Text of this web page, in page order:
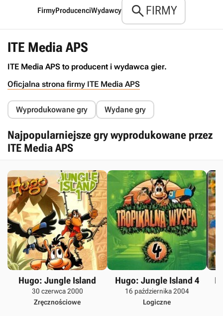
FirmyProducenciWydawcy FIRMY
ITE Media APS
ITE Media APS to producent i wydawca gier.
Oficjalna strona firmy ITE Media APS
Wyprodukowane gry Wydane gry
Najpopularniejsze gry wyprodukowane przez
ITE Media APS
Hugo: Jungle Island
30 czerwca 2000
Zręcznościowe
Hugo: Jungle Island 4
16 października 2004
Logiczne